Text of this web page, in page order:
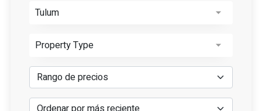
Tulum
Property Type